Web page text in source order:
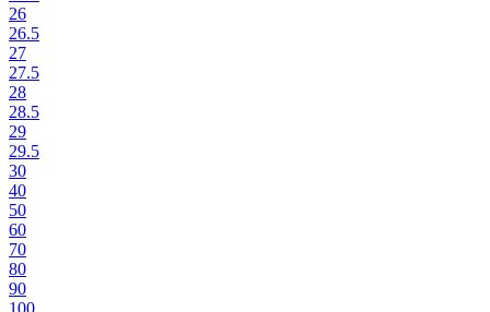
26
26.5
27
27.5
28
28.5
29
29.5
30
40
50
60
70
80
90
100